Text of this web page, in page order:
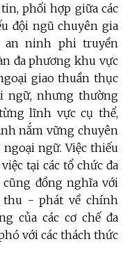
phối hợp giữa các
đội ngũ chuyên gia
an ninh phi truyền
đa phương khu vực
giao thuần thục
ngữ, nhưng thường
lĩnh vực cụ thể,
nắm vững chuyên
ngữ. Việc thiếu
tại các tổ chức đa
đồng nghĩa với
thu - phát về chính
của các cơ chế đa
với các thách thức